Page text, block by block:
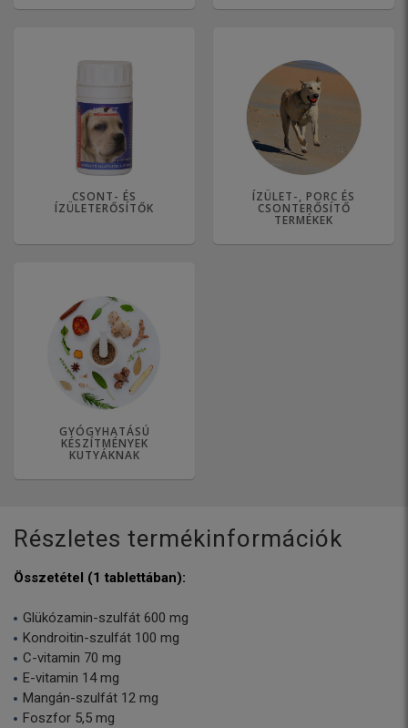
CSONT- ÉS
ÍZÜLETERŐSÍTŐK
ÍZÜLET-, PORC ÉS
CSONTERŐSÍTŐ
TERMÉKEK
GYÓGYHATÁSÚ
KÉSZÍTMÉNYEK
KUTYÁKNAK
Részletes termékinformációk
Összetétel (1 tablettában):
Glükózamin-szulfát 600 mg
Kondroitin-szulfát 100 mg
C-vitamin 70 mg
E-vitamin 14 mg
Mangán-szulfát 12 mg
Foszfor 5,5 mg